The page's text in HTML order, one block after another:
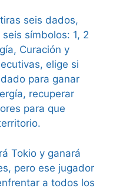
seis dados,
símbolos: 1, 2
Curación y
elige si
para ganar
recuperar
para que
Tokio y ganará
pero ese jugador
a todos los